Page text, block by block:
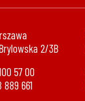
2/3B
57 00
889 661